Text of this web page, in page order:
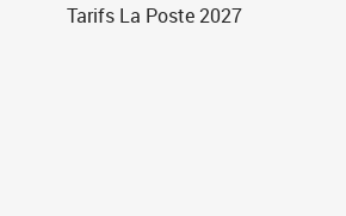
Tarifs La Poste 2027